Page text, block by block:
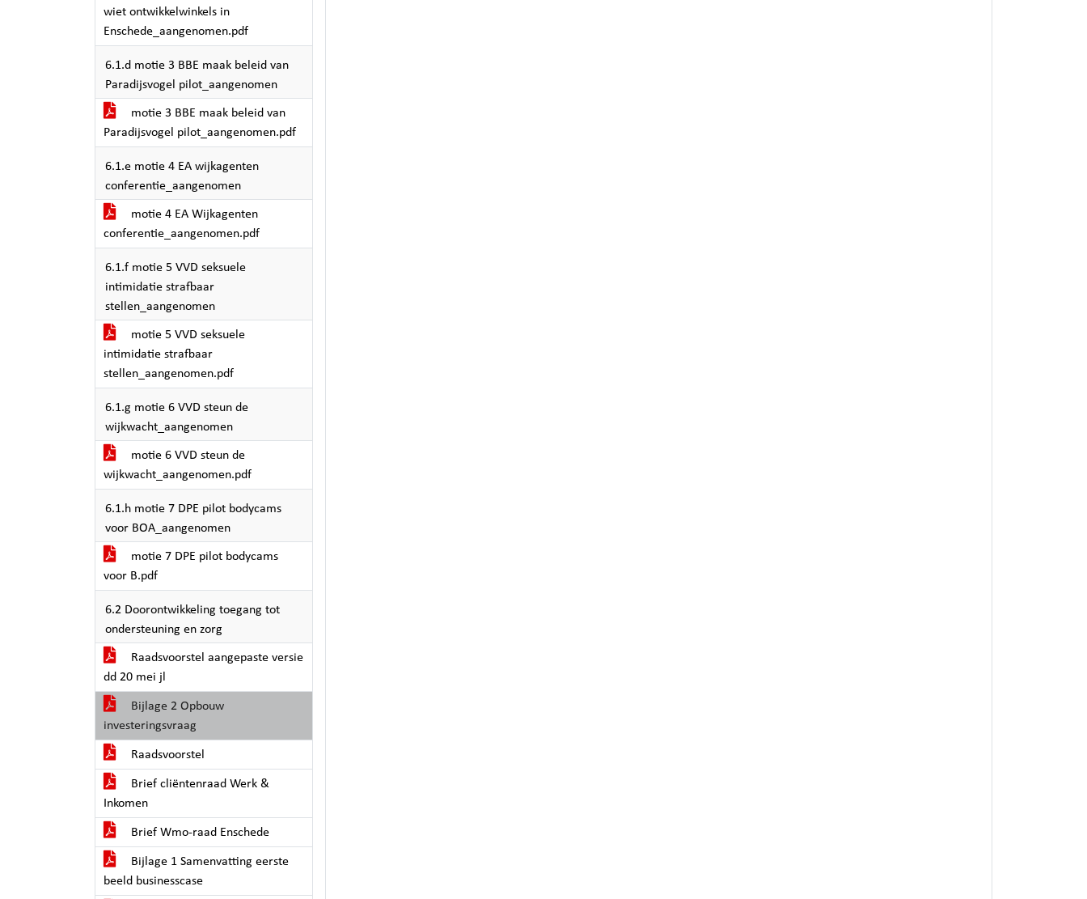
wiet ontwikkelwinkels in
Enschede_aangenomen.pdf
6.1.d motie 3 BBE maak beleid van
Paradijsvogel pilot_aangenomen
motie 3 BBE maak beleid van
Paradijsvogel pilot_aangenomen.pdf
6.1.e motie 4 EA wijkagenten
conferentie_aangenomen
motie 4 EA Wijkagenten
conferentie_aangenomen.pdf
6.1.f motie 5 VVD seksuele
intimidatie strafbaar
stellen_aangenomen
motie 5 VVD seksuele
intimidatie strafbaar
stellen_aangenomen.pdf
6.1.g motie 6 VVD steun de
wijkwacht_aangenomen
motie 6 VVD steun de
wijkwacht_aangenomen.pdf
6.1.h motie 7 DPE pilot bodycams
voor BOA_aangenomen
motie 7 DPE pilot bodycams
voor B.pdf
6.2 Doorontwikkeling toegang tot
ondersteuning en zorg
Raadsvoorstel aangepaste versie
dd 20 mei jl
Bijlage 2 Opbouw
investeringsvraag
Raadsvoorstel
Brief cliëntenraad Werk &
Inkomen
Brief Wmo-raad Enschede
Bijlage 1 Samenvatting eerste
beeld businesscase